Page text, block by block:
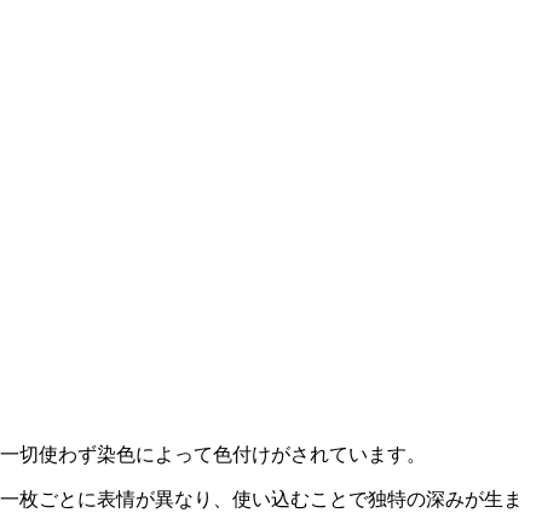
使わず染色によって色付けがされています。
枚ごとに表情が異なり、使い込むことで独特の深みが生ま